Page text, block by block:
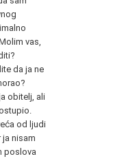
vas,
da ja ne
obitelj, ali
od ljudi
ja nisam
poslova